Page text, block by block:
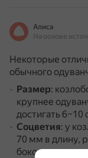
Алиса
Некоторые
обычного
Размер:
крупнее
достигать
Соцветия: у
70 мм в длину,
боковых